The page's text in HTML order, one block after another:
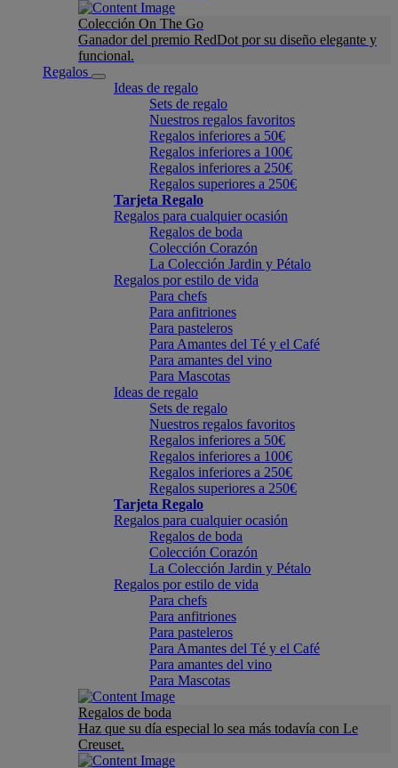
Colección On The Go
Ganador del premio RedDot por su diseño elegante y
funcional.
Regalos
Ideas de regalo
Sets de regalo
Nuestros regalos favoritos
Regalos inferiores a 50€
Regalos inferiores a 100€
Regalos inferiores a 250€
Regalos superiores a 250€
Tarjeta Regalo
Regalos para cualquier ocasión
Regalos de boda
Colección Corazón
La Colección Jardin y Pétalo
Regalos por estilo de vida
Para chefs
Para anfitriones
Para pasteleros
Para Amantes del Té y el Café
Para amantes del vino
Para Mascotas
Ideas de regalo
Sets de regalo
Nuestros regalos favoritos
Regalos inferiores a 50€
Regalos inferiores a 100€
Regalos inferiores a 250€
Regalos superiores a 250€
Tarjeta Regalo
Regalos para cualquier ocasión
Regalos de boda
Colección Corazón
La Colección Jardin y Pétalo
Regalos por estilo de vida
Para chefs
Para anfitriones
Para pasteleros
Para Amantes del Té y el Café
Para amantes del vino
Para Mascotas
Regalos de boda
Haz que su día especial lo sea más todavía con Le
Creuset.